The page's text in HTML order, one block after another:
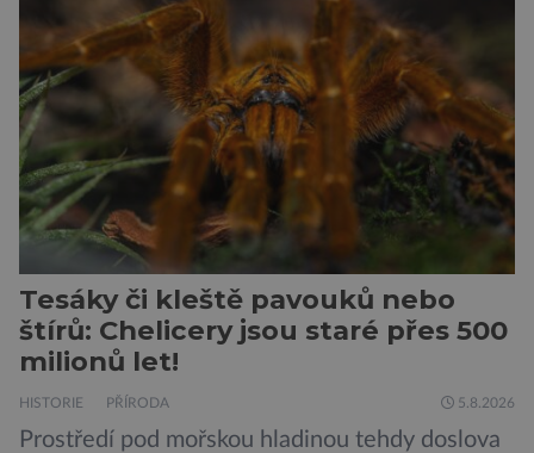
názvu nežije pouze v jižní Africe, ale domovem
je mu valná část černého kontinentu a
vyskytuje se rovněž v oblastech […]
Tesáky či kleště pavouků nebo
štírů: Chelicery jsou staré přes 500
milionů let!
HISTORIE PŘÍRODA 5.8.2026
Prostředí pod mořskou hladinou tehdy doslova